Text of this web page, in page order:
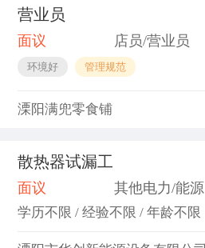
营业员
面议 店员/营业员
环境好 管理规范
溧阳满兜零食铺
散热器试漏工
面议 其他电力/能源
学历不限 / 经验不限 / 年龄不限